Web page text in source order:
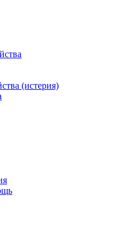
(истерия)